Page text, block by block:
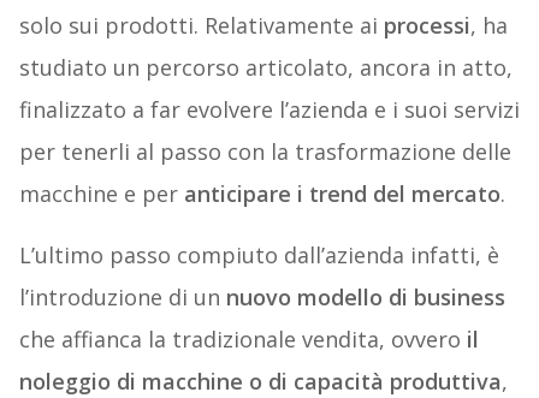
solo sui prodotti. Relativamente ai processi, ha
studiato un percorso articolato, ancora in atto,
finalizzato a far evolvere l’azienda e i suoi servizi
per tenerli al passo con la trasformazione delle
macchine e per anticipare i trend del mercato.
L’ultimo passo compiuto dall’azienda infatti, è
l’introduzione di un nuovo modello di business
che affianca la tradizionale vendita, ovvero il
noleggio di macchine o di capacità produttiva,